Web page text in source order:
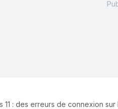
11 : des erreurs de connexion